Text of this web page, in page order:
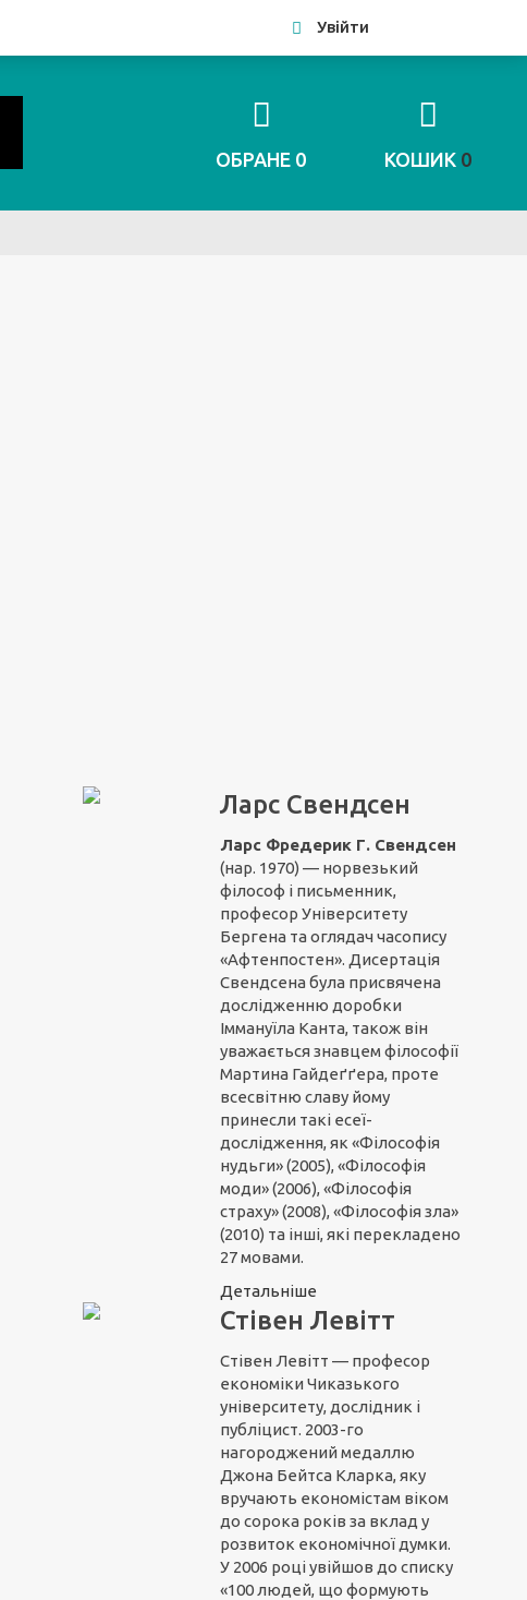
Увійти
ОБРАНЕ 0 КОШИК 0
Ларс Свендсен
Ларс Фредерик Г. Свендсен
(нар. 1970) — норвезький
філософ і письменник,
професор Університету
Бергена та оглядач часопису
«Афтенпостен». Дисертація
Свендсена була присвячена
дослідженню доробки
Іммануїла Канта, також він
уважається знавцем філософії
Мартина Гайдеґґера, проте
всесвітню славу йому
принесли такі есеї-
дослідження, як «Філософія
нудьги» (2005), «Філософія
моди» (2006), «Філософія
страху» (2008), «Філософія зла»
(2010) та інші, які перекладено
27 мовами.
Детальніше
Стівен Левітт
Стівен Левітт — професор
економіки Чиказького
університету, дослідник і
публіцист. 2003-го
нагороджений медаллю
Джона Бейтса Кларка, яку
вручають економістам віком
до сорока років за вклад у
розвиток економічної думки.
У 2006 році увійшов до списку
«100 людей, що формують